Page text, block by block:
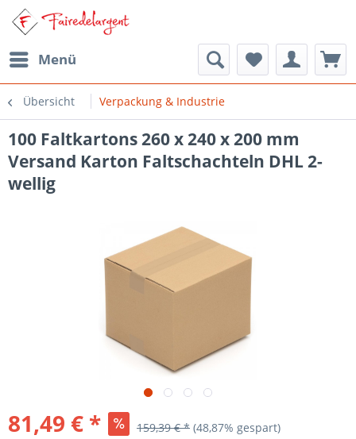
Menü
Übersicht Verpackung & Industrie
100 Faltkartons 260 x 240 x 200 mm
Versand Karton Faltschachteln DHL 2-
wellig
81,49 € * 159,39 € * (48,87% gespart)